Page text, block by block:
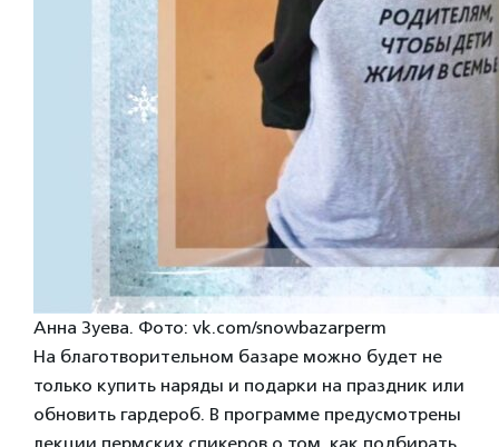
Анна Зуева. Фото: vk.com/snowbazarperm
На благотворительном базаре можно будет не
только купить наряды и подарки на праздник или
обновить гардероб. В программе предусмотрены